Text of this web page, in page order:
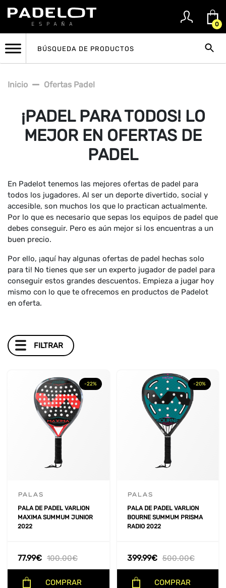
0
Inicio Ofertas Padel
¡PADEL PARA TODOS! LO
MEJOR EN OFERTAS DE
PADEL
En Padelot tenemos las mejores ofertas de padel para
todos los jugadores. Al ser un deporte divertido, social y
accesible, son muchos los que lo practican actualmente.
Por lo que es necesario que sepas los equipos de padel que
debes conseguir. Pero es aún mejor si los encuentras a un
buen precio.
Por ello, ¡aquí hay algunas ofertas de padel hechas solo
para ti! No tienes que ser un experto jugador de padel para
conseguir estos grandes descuentos. Empieza a jugar hoy
mismo con lo que te ofrecemos en productos de Padelot
en oferta.
FILTRAR
GENERO
NIVEL
NUCLEO +
-22%
PALAS
PALA DE PADEL VARLION
MAXIMA SUMMUM JUNIOR
2022
100.00€
77.99€
COMPRAR
-20%
PALAS
PALA DE PADEL VARLION
BOURNE SUMMUM PRISMA
RADIO 2022
500.00€
399.99€
COMPRAR